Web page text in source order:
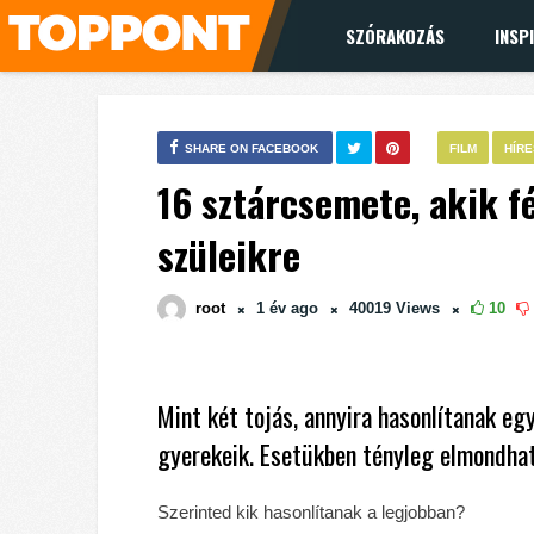
SZÓRAKOZÁS
FILM
SHARE ON FACEBOOK
16 sztárcsemete, akik
szüleikre
root 1 év ago 40019 Views 10
Mint két tojás, annyira hasonlítanak
gyerekeik. Esetükben tényleg
Szerinted kik hasonlítanak a legjobban?